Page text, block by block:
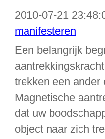
2010-07-21
manifesteren
Een belangrijk
trekken een ander
Magnetische
dat uw
object naar zich